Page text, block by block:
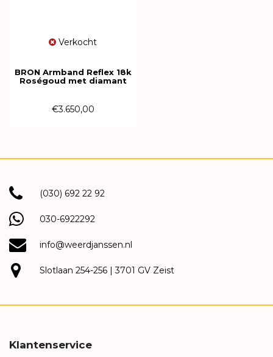
Verkocht
BRON Armband Reflex 18k
Roségoud met diamant
€3.650,00
(030) 692 22 92
030-6922292
info@weerdjanssen.nl
Slotlaan 254-256 | 3701 GV Zeist
Klantenservice